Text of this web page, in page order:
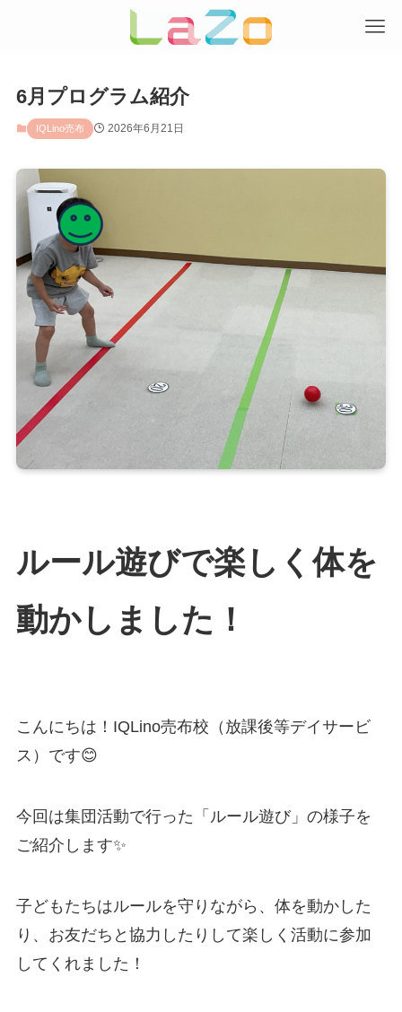
6月プログラム紹介
IQLino売布 2026年6月21日
ルール遊びで楽しく体を
動かしました！
こんにちは！IQLino売布校（放課後等デイサービ
ス）です😊
今回は集団活動で行った「ルール遊び」の様子を
ご紹介します✨
子どもたちはルールを守りながら、体を動かした
り、お友だちと協力したりして楽しく活動に参加
してくれました！